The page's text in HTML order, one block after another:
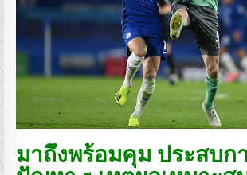
มาถึงพร้อมคุม ประสบก